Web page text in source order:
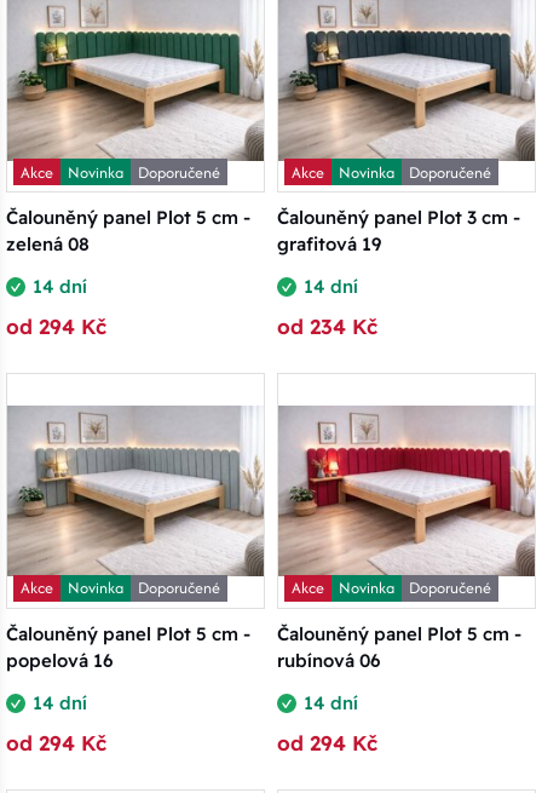
Akce Novinka
Doporučené
Čalouněný panel Plot 5 cm -
zelená 08
14 dní
od 294 Kč
Akce Novinka
Doporučené
Čalouněný panel Plot 3 cm -
grafitová 19
14 dní
od 234 Kč
Akce Novinka
Doporučené
Čalouněný panel Plot 5 cm -
popelová 16
14 dní
od 294 Kč
Akce Novinka
Doporučené
Čalouněný panel Plot 5 cm -
rubínová 06
14 dní
od 294 Kč